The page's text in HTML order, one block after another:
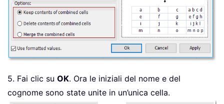
5. Fai clic su OK. Ora le iniziali del nome e del
cognome sono state unite in un’unica cella.